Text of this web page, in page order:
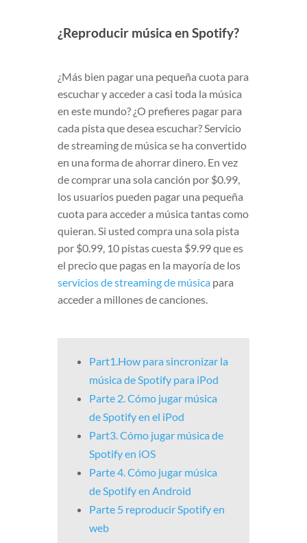
¿Reproducir música en Spotify?
¿Más bien pagar una pequeña cuota para
escuchar y acceder a casi toda la música
en este mundo? ¿O prefieres pagar para
cada pista que desea escuchar? Servicio
de streaming de música se ha convertido
en una forma de ahorrar dinero. En vez
de comprar una sola canción por $0.99,
los usuarios pueden pagar una pequeña
cuota para acceder a música tantas como
quieran. Si usted compra una sola pista
por $0.99, 10 pistas cuesta $9.99 que es
el precio que pagas en la mayoría de los
servicios de streaming de música para
acceder a millones de canciones.
Part1.How para sincronizar la
música de Spotify para iPod
Parte 2. Cómo jugar música
de Spotify en el iPod
Part3. Cómo jugar música de
Spotify en iOS
Parte 4. Cómo jugar música
de Spotify en Android
Parte 5 reproducir Spotify en
web